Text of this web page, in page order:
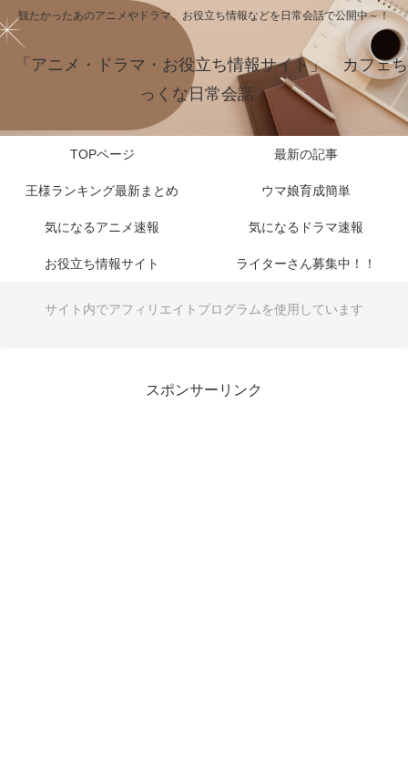
観たかったあのアニメやドラマ、お役立ち情報などを日常会話で公開中～！
「アニメ・ドラマ・お役立ち情報サイト」 カフェち
っくな日常会話
TOPページ 最新の記事
王様ランキング最新まとめ ウマ娘育成簡単
気になるアニメ速報 気になるドラマ速報
お役立ち情報サイト ライターさん募集中！！
サイト内でアフィリエイトプログラムを使用しています
スポンサーリンク